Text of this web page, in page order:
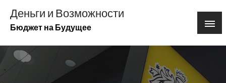
содержимому
Деньги и Возможности
Бюджет на Будущее